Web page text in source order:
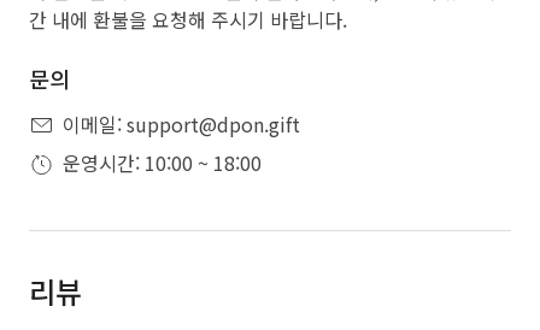
간 내에 환불을 요청해 주시기 바랍니다.
문의
이메일: support@dpon.gift
운영시간: 10:00 ~ 18:00
리뷰